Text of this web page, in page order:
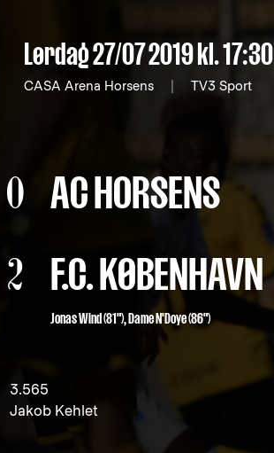
Lørdag 27/07 2019kl. 17:30
CASA Arena Horsens TV3 Sport
0 AC HORSENS
2 F.C. KØBENHAVN
Jonas Wind(81"),Dame N'Doye(86")
3.565
Jakob Kehlet